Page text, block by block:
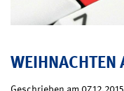
WEIHNACHTEN